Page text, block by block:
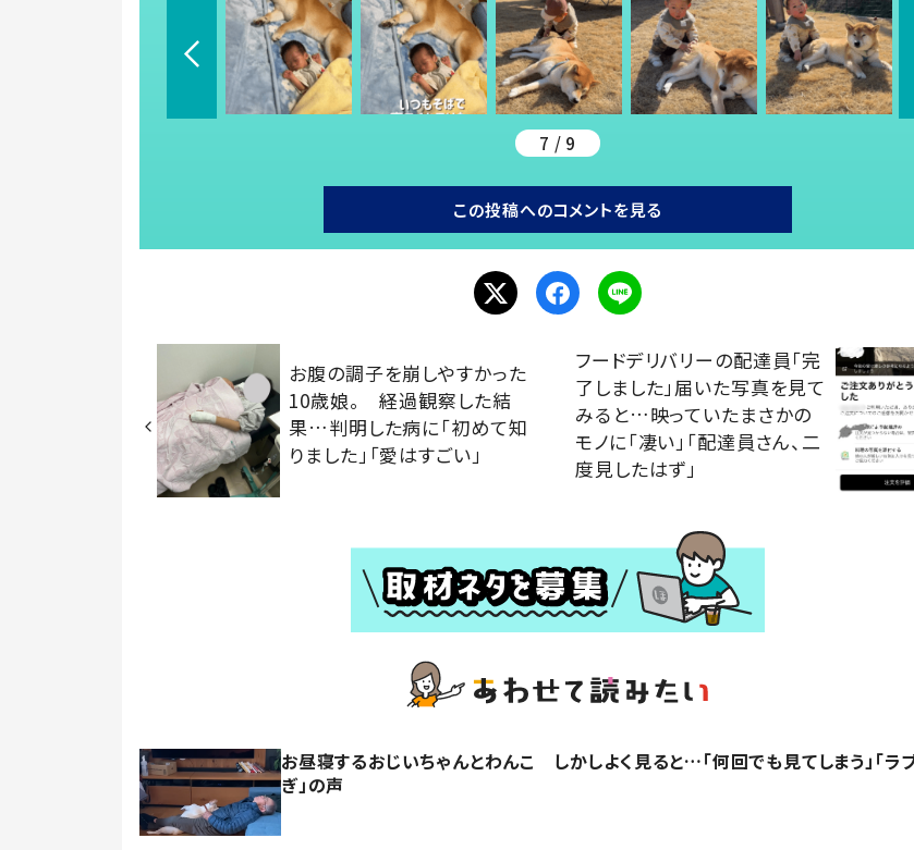
7 / 9
この投稿へのコメントを見る
お腹の調子を崩しやすかった
10歳娘。 経過観察した結
果…判明した病に「初めて知
りました」「愛はすごい」
フードデリバリーの配達員「完
了しました」届いた写真を見て
みると…映っていたまさかの
モノに「凄い」「配達員さん、二
度見したはず」
お昼寝するおじいちゃんとわんこ しかしよく見ると…「何回でも見てしまう」「ラ
ぎ」の声